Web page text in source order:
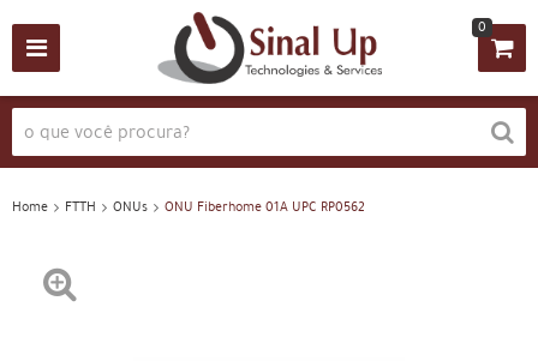
0
Home FTTH ONUs ONU Fiberhome 01A UPC RP0562